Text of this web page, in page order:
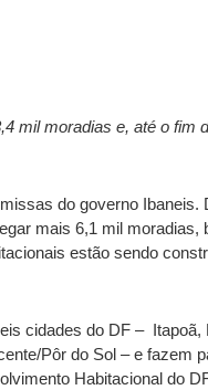
mil moradias e, até o fim
do governo Ibaneis.
mais 6,1 mil
estão sendo
cidades do DF –
Pôr do Sol – e fazem
Habitacional do